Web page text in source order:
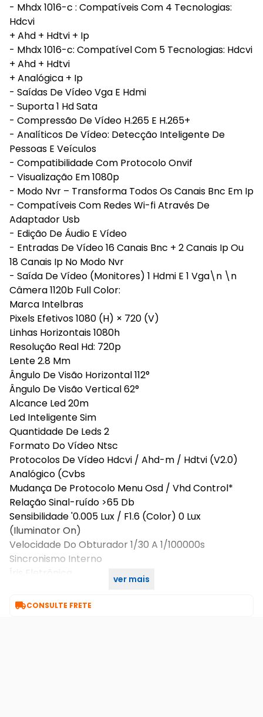
- Mhdx 1016-c : Compatíveis Com 4 Tecnologias:
Hdcvi
+ Ahd + Hdtvi + Ip
- Mhdx 1016-c: Compatível Com 5 Tecnologias: Hdcvi
+ Ahd + Hdtvi
+ Analógica + Ip
- Saídas De Vídeo Vga E Hdmi
- Suporta 1 Hd Sata
- Compressão De Vídeo H.265 E H.265+
- Analíticos De Vídeo: Detecção Inteligente De
Pessoas E Veículos
- Compatibilidade Com Protocolo Onvif
- Visualização Em 1080p
- Modo Nvr – Transforma Todos Os Canais Bnc Em Ip
- Compatíveis Com Redes Wi-fi Através De
Adaptador Usb
- Edição De Áudio E Vídeo
- Entradas De Vídeo 16 Canais Bnc + 2 Canais Ip Ou
18 Canais Ip No Modo Nvr
- Saída De Vídeo (Monitores) 1 Hdmi E 1 Vga\n \n
Câmera 1120b Full Color:
Marca Intelbras
Pixels Efetivos 1080 (H) × 720 (V)
Linhas Horizontais 1080h
Resolução Real Hd: 720p
Lente 2.8 Mm
Ângulo De Visão Horizontal 112°
Ângulo De Visão Vertical 62°
Alcance Led 20m
Led Inteligente Sim
Quantidade De Leds 2
Formato Do Vídeo Ntsc
Protocolos De Vídeo Hdcvi / Ahd-m / Hdtvi (V2.0)
Analógico (Cvbs
Mudança De Protocolo Menu Osd / Vhd Control*
Relação Sinal-ruído >65 Db
Sensibilidade '0.005 Lux / F1.6 (Color) 0 Lux
(Iluminator On)
Velocidade Do Obturador 1/30 A 1/100000s
Sincronismo Interno
Íris Eletrônica
ver mais
CONSULTE FRETE